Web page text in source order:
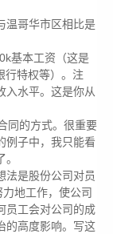
温哥华市区相比是
基本工资（这是
行特权等）。注
水平。这是你从
同的方式。很重要
例子中，我只能看
法是股份公司对员
地工作，使公司
员工会对公司的成
的高度影响。写这